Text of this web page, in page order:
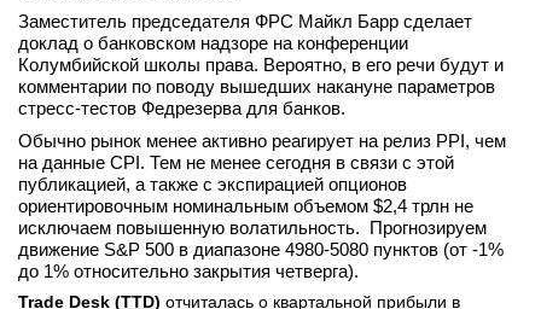
Заместитель председателя ФРС Майкл Барр сделает
доклад о банковском надзоре на конференции
Колумбийской школы права. Вероятно, в его речи будут и
комментарии по поводу вышедших накануне параметров
стресс-тестов Федрезерва для банков.
Обычно рынок менее активно реагирует на релиз PPI, чем
на данные CPI. Тем не менее сегодня в связи с этой
публикацией, а также с экспирацией опционов
ориентировочным номинальным объемом $2,4 трлн не
исключаем повышенную волатильность. Прогнозируем
движение S&P 500 в диапазоне 4980-5080 пунктов (от -1%
до 1% относительно закрытия четверга).
Trade Desk (TTD) отчиталась о квартальной прибыли в